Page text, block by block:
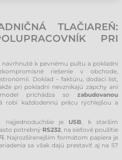
TLAČIAREŇ:
PRI
navrhnuté k pevnému pultu a pokladni
riešenie v obchode,
Doklad – faktúru, dodací list,
pri pokladni nevznikajú zápchy ani
prichádza so zabudovanou
robí každodennú prácu rýchlejšou a
najjednoduchšie je USB, k starším
potrebný RS232, na sieťové použitie
. Najrozšírenejším formátom papiera je
sa však dajú prestaviť aj na 57